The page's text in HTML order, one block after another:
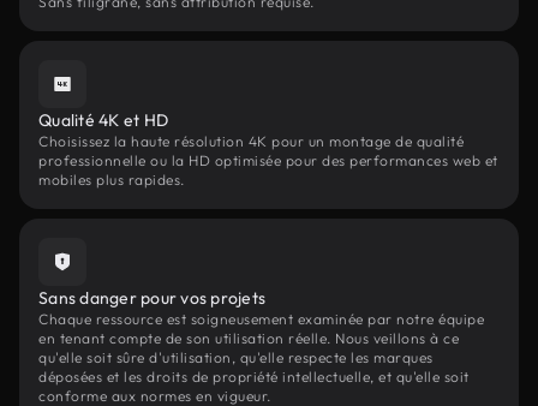
Qualité 4K et HD
Choisissez la haute résolution 4K pour un montage de qualité
professionnelle ou la HD optimisée pour des performances web et
mobiles plus rapides.
Sans danger pour vos projets
Chaque ressource est soigneusement examinée par notre équipe
en tenant compte de son utilisation réelle. Nous veillons à ce
qu'elle soit sûre d'utilisation, qu'elle respecte les marques
déposées et les droits de propriété intellectuelle, et qu'elle soit
conforme aux normes en vigueur.